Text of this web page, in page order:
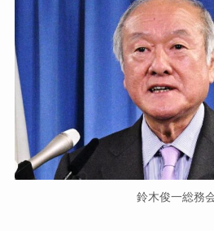
鈴木俊一総務